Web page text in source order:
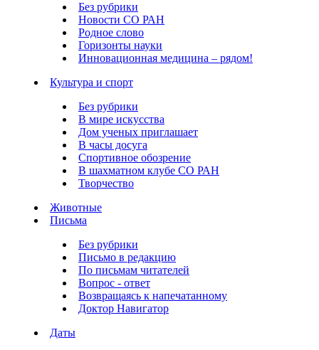
Без рубрики
Новости СО РАН
Родное слово
Горизонты науки
Инновационная медицина – рядом!
Культура и спорт
Без рубрики
В мире искусства
Дом ученых приглашает
В часы досуга
Спортивное обозрение
В шахматном клубе СО РАН
Творчество
Животные
Письма
Без рубрики
Письмо в редакцию
По письмам читателей
Вопрос - ответ
Возвращаясь к напечатанному
Доктор Навигатор
Даты